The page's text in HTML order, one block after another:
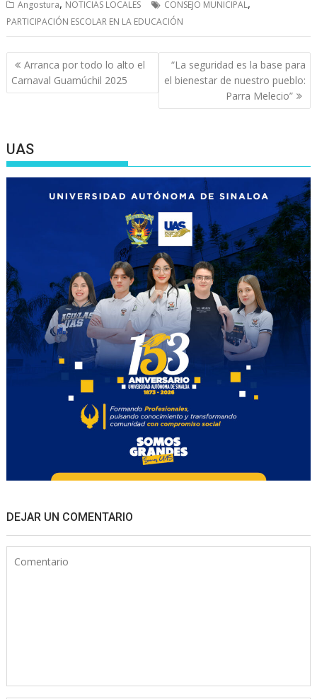
Angostura, NOTICIAS LOCALES CONSEJO MUNICIPAL,
PARTICIPACIÓN ESCOLAR EN LA EDUCACIÓN
Navegación
de
entradas
Arranca por todo lo alto el
Carnaval Guamúchil 2025
“La seguridad es la base para
el bienestar de nuestro pueblo:
Parra Melecio”
UAS
DEJAR UN COMENTARIO